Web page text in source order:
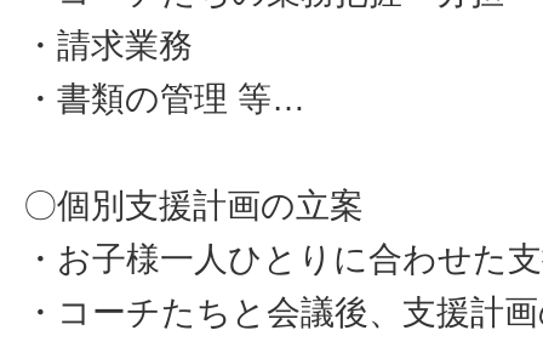
・請求業務
・書類の管理 等…
〇個別支援計画の立案
・お子様一人ひとりに合わせた
・コーチたちと会議後、支援計